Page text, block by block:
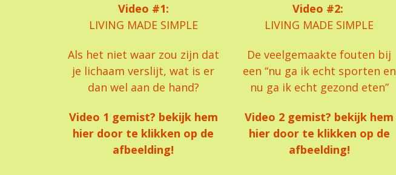
Video #1:
LIVING MADE SIMPLE
Als het niet waar zou zijn dat
je lichaam verslijt, wat is er
dan wel aan de hand?
Video 1 gemist? bekijk hem
hier door te klikken op de
afbeelding!
Video #2:
LIVING MADE SIMPLE
De veelgemaakte fouten bij
een “nu ga ik echt sporten en
nu ga ik echt gezond eten”
Video 2 gemist? bekijk hem
hier door te klikken op de
afbeelding!